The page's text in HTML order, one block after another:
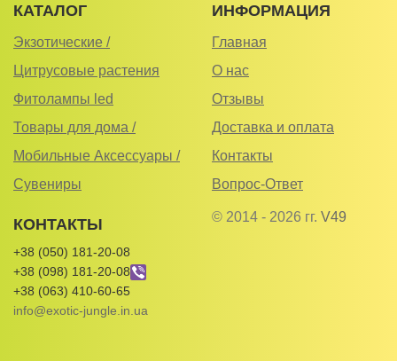
КАТАЛОГ
Экзотические /
Цитрусовые растения
Фитолампы led
Товары для дома /
Мобильные Аксессуары /
Сувениры
ИНФОРМАЦИЯ
Главная
О нас
Отзывы
Доставка и оплата
Контакты
Вопрос-Ответ
КОНТАКТЫ
+38 (050) 181-20-08
+38 (098) 181-20-08
+38 (063) 410-60-65
info@exotic-jungle.in.ua
© 2014 - 2026 гг. V49